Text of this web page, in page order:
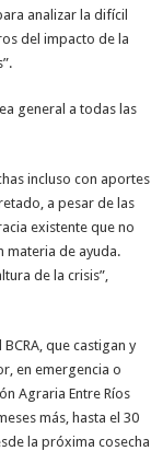
analizar la difícil
del impacto de la
general a todas las
incluso con aportes
a pesar de las
existente que no
materia de ayuda.
de la crisis”,
que castigan y
en emergencia o
Agraria Entre Ríos
más, hasta el 30
la próxima cosecha